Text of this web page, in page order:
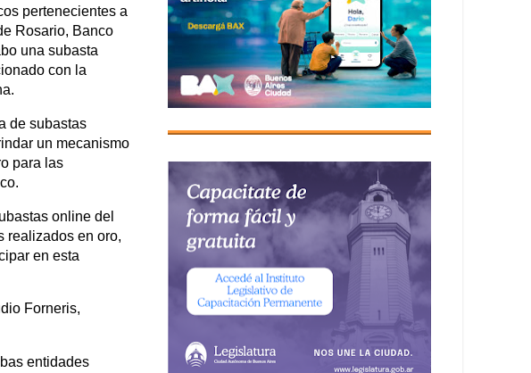
pertenecientes a
Rosario, Banco
una subasta
con la
de subastas
un mecanismo
para las
online del
realizados en oro,
en esta
Forneris,
entidades